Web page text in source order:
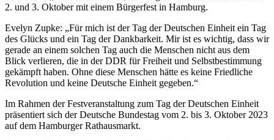
2. und 3. Oktober mit einem Bürgerfest in Hamburg.
Evelyn Zupke: „Für mich ist der Tag der Deutschen Einheit ein Tag
des Glücks und ein Tag der Dankbarkeit. Mir ist es wichtig, dass wir
gerade an einem solchen Tag auch die Menschen nicht aus dem
Blick verlieren, die in der DDR für Freiheit und Selbstbestimmung
gekämpft haben. Ohne diese Menschen hätte es keine Friedliche
Revolution und keine Deutsche Einheit gegeben.“
Im Rahmen der Festveranstaltung zum Tag der Deutschen Einheit
präsentiert sich der Deutsche Bundestag vom 2. bis 3. Oktober 2023
auf dem Hamburger Rathausmarkt.